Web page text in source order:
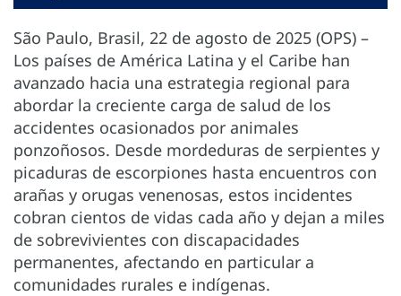
São Paulo, Brasil, 22 de agosto de 2025 (OPS) –
Los países de América Latina y el Caribe han
avanzado hacia una estrategia regional para
abordar la creciente carga de salud de los
accidentes ocasionados por animales
ponzoñosos. Desde mordeduras de serpientes y
picaduras de escorpiones hasta encuentros con
arañas y orugas venenosas, estos incidentes
cobran cientos de vidas cada año y dejan a miles
de sobrevivientes con discapacidades
permanentes, afectando en particular a
comunidades rurales e indígenas.